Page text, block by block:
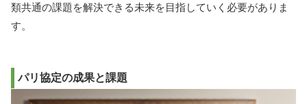
類共通の課題を解決できる未来を目指していく必要がありま
す。
パリ協定の成果と課題